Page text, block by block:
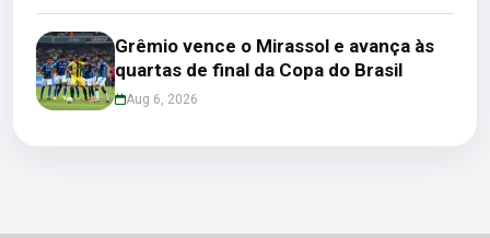
Grêmio vence o Mirassol e avança às
quartas de final da Copa do Brasil
Aug 6, 2026